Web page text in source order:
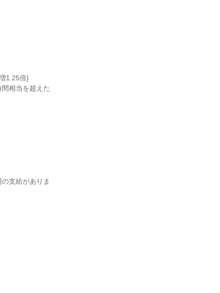
1.25倍}
相当を超えた
支給がありま